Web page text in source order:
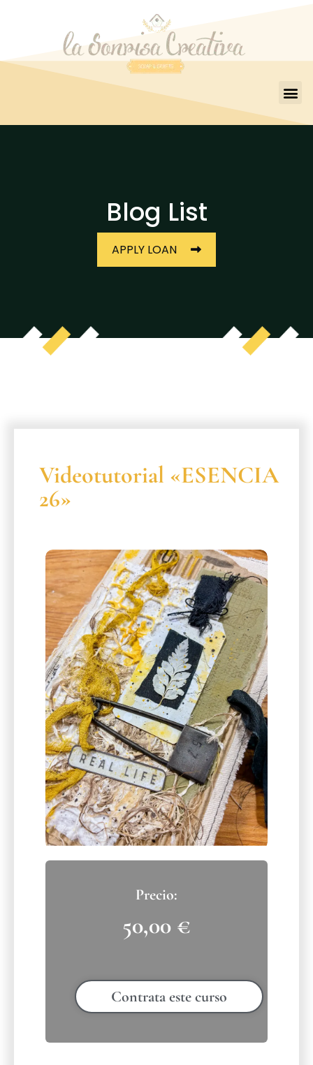
Blog List
APPLY LOAN
Videotutorial «ESENCIA
26»
50,00 €
Contrata este curso